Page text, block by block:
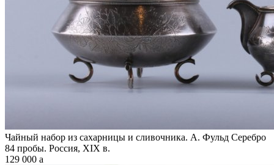
Чайный набор из сахарницы и сливочника. А. Фульд Серебро
84 пробы. Россия, XIX в.
129 000 a